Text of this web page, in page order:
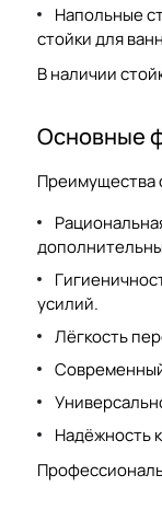
Напольные
стойки для
В наличии
Основные
Преимущества
усилий.
Лёгкость
Надёжность